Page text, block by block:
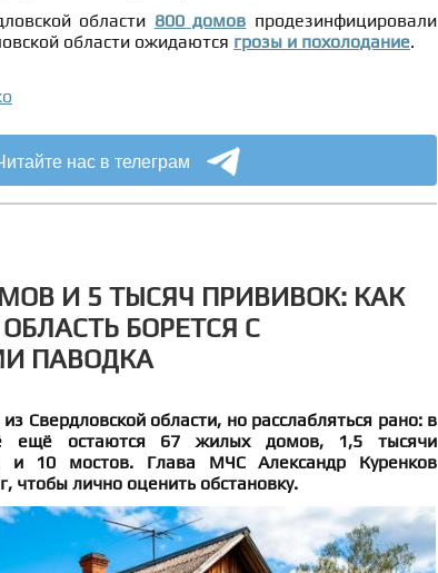
области 800 домов продезинфицировали
области ожидаются грозы и похолодание.
нас в телеграм
И 5 ТЫСЯЧ ПРИВИВОК: КАК
БОРЕТСЯ С
ПАВОДКА
Свердловской области, но расслабляться рано: в
ещё остаются 67 жилых домов, 1,5 тысячи
и 10 мостов. Глава МЧС Александр Куренков
чтобы лично оценить обстановку.